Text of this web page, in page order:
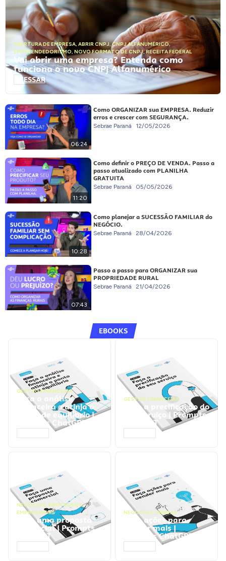
ABERTURA DE EMPRESA, ABRIR CNPJ,CNPJ ALFANUMÉRICO,
EMPREENDEDORISMO, NOVO FORMATO DE CNPJ,RECEITA FEDERAL
Vai abrir uma empresa? Entenda como
funciona o novo CNPJ Alfanumérico
ACESSAR
06:24
Como ORGANIZAR sua EMPRESA. Reduzir
erros e crescer com SEGURANÇA.
Sebrae Paraná 12/05/2026
11:20
Como definir o PREÇO DE VENDA. Passo a
passo atualizado com PLANILHA
GRATUITA
Sebrae Paraná 05/05/2026
10:28
Como planejar a SUCESSÃO FAMILIAR do
NEGÓCIO.
Sebrae Paraná 28/04/2026
07:43
Passo a passo para ORGANIZAR sua
PROPRIEDADE RURAL
Sebrae Paraná 21/04/2026
EBOOKS
GESTÃO FINANCEIRA
Faça a análise
financeira e atinja o
ponto de equilíbrio |
Prompts ChatGPT
GESTÃO FINANCEIRA
Faça a precificação do
seu serviço | Prompts
ChatGPT
NEGÓCIOS, PROCESSOS
EMPRESARIAIS
Faça uma proposta
comercial | Prompts
ChatGPT
NEGÓCIOS, VENDAS
Faça ações para
vender mais |
Prompts ChatGPT